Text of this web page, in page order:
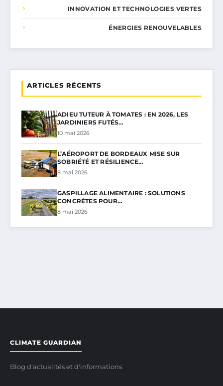
INNOVATION ET TECHNOLOGIES VERTES
ÉNERGIES RENOUVELABLES
ARTICLES RÉCENTS
ADIEU TUTEUR À TOMATES : EN 2026, LES
JARDINIERS FUTÉS…
10 mai 2026
L’AÉROPORT DE BORDEAUX MISE SUR
SOBRIÉTÉ ET RÉSILIENCE…
8 mai 2026
GASPILLAGE ALIMENTAIRE : SOLUTIONS
CONCRÈTES POUR…
8 mai 2026
CLIMATE GUARDIAN
Blog d'actualités et d'informations